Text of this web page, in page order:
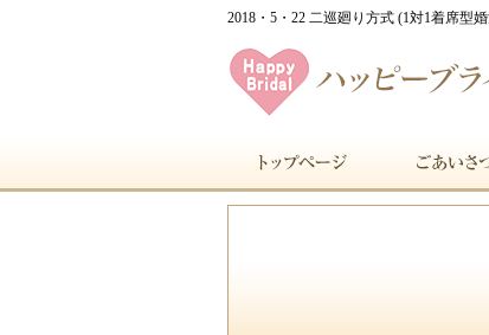
2018・5・22 二巡廻り方式 (1対1着席型